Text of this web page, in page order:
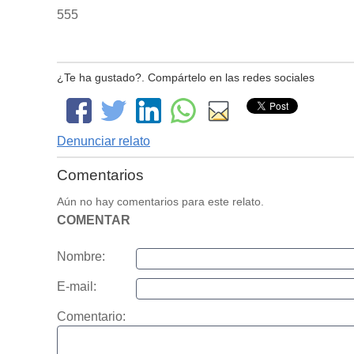
555
¿Te ha gustado?. Compártelo en las redes sociales
Denunciar relato
Comentarios
Aún no hay comentarios para este relato.
COMENTAR
Nombre:
E-mail:
Comentario: